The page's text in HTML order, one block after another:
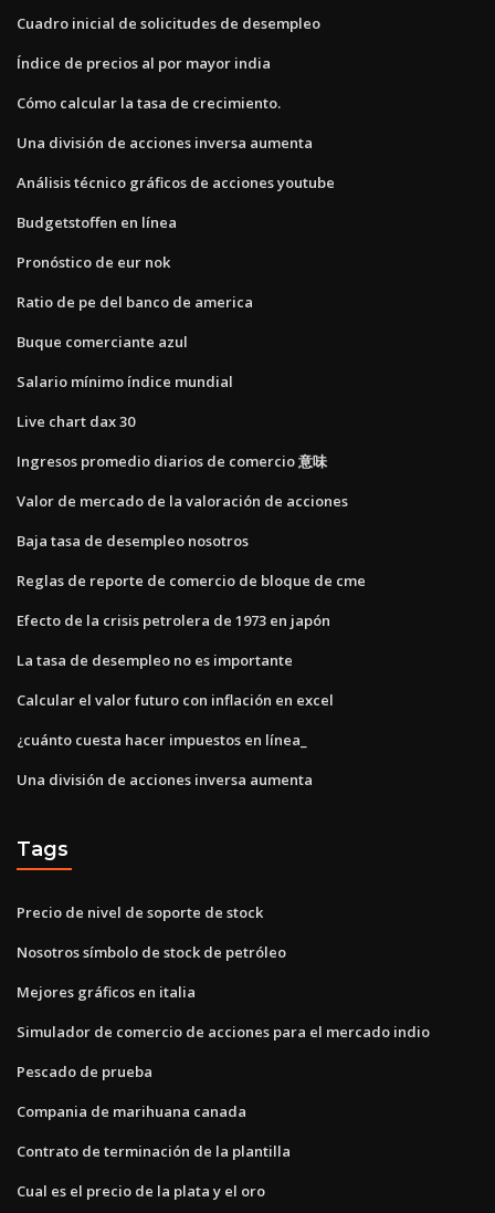
Cuadro inicial de solicitudes de desempleo
Índice de precios al por mayor india
Cómo calcular la tasa de crecimiento.
Una división de acciones inversa aumenta
Análisis técnico gráficos de acciones youtube
Budgetstoffen en línea
Pronóstico de eur nok
Ratio de pe del banco de america
Buque comerciante azul
Salario mínimo índice mundial
Live chart dax 30
Ingresos promedio diarios de comercio 意味
Valor de mercado de la valoración de acciones
Baja tasa de desempleo nosotros
Reglas de reporte de comercio de bloque de cme
Efecto de la crisis petrolera de 1973 en japón
La tasa de desempleo no es importante
Calcular el valor futuro con inflación en excel
¿cuánto cuesta hacer impuestos en línea_
Una división de acciones inversa aumenta
Tags
Precio de nivel de soporte de stock
Nosotros símbolo de stock de petróleo
Mejores gráficos en italia
Simulador de comercio de acciones para el mercado indio
Pescado de prueba
Compania de marihuana canada
Contrato de terminación de la plantilla
Cual es el precio de la plata y el oro